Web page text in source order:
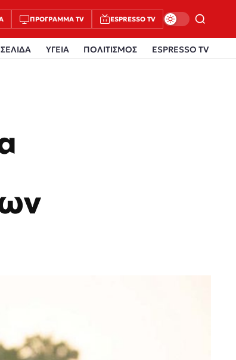
ΠΡΌΓΡΑΜΜΑ TV ESPRESSO TV
ΥΓΕΙΑ ΠΟΛΙΤΙΣΜΟΣ ESPRESSO TV